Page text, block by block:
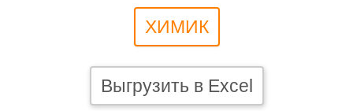
ХИМИК
Выгрузить в Excel